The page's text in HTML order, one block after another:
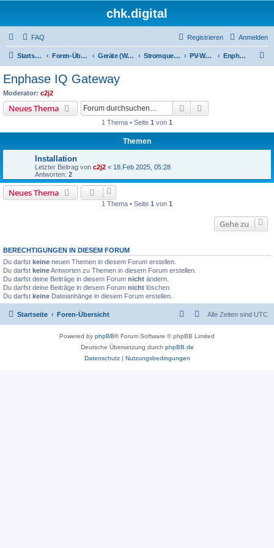
chk.digital
FAQ Anmelden
Registrieren
Startseite Foren-Übersicht Geräte (Wallboxen, Stromquellen, Autos) Stromquellen (PV, Speichersysteme, Smartmeter, Leseköpfe, ...) PV-Wechselrichter (ggf. mit angeschlossenem Speicher) Enphase IQ Gateway
Enphase IQ Gateway
Moderator: c2j2
Neues Thema Suche
1 Thema • Seite 1 von 1
Themen
Installation
Letzter Beitrag von c2j2 « 18.Feb 2025, 05:28
Antworten: 2
Neues Thema
1 Thema • Seite 1 von 1
Gehe zu
BERECHTIGUNGEN IN DIESEM FORUM
Du darfst keine neuen Themen in diesem Forum erstellen.
Du darfst keineAntworten zu Themen in diesem Forum erstellen.
Du darfst deine Beiträge in diesem Forum nicht ändern.
Du darfst deine Beiträge in diesem Forum nicht löschen.
Du darfst keine Dateianhänge in diesem Forum erstellen.
Startseite Foren-Übersicht Alle Zeiten sind UTC
Powered by phpBB® Forum Software © phpBB Limited
Deutsche Übersetzung durch phpBB.de
Datenschutz| Nutzungsbedingungen